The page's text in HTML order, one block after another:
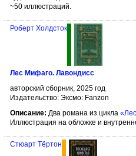
~50 иллюстраций.
Роберт Холдсток
Лес Мифаго. Лавондисс
авторский сборник, 2025 год
Издательство: Эксмо: Fanzon
Описание: Два романа из цикла
Иллюстрация на обложке и
Стюарт Тёртон